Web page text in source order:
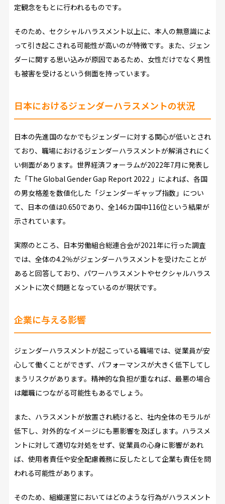
定観念をもとに行われるものです。
そのため、セクシャルハラスメント以上に、本人の無意識によ
って引き起こされる可能性が高いのが特徴です。また、ジェン
ダーに関する思い込みが原因であるため、女性だけでなく男性
も被害を受けるという側面を持っています。
日本におけるジェンダーハラスメントの状況
日本の先進国のなかでもジェンダーに対する関心が低いとされ
ており、職場におけるジェンダーハラスメントが解消されにく
い側面があります。世界経済フォーラムが2022年7月に発表し
た「The Global Gender Gap Report 2022 」によれば、各国
の男女格差を数値化した「ジェンダーギャップ指数」につい
て、日本の値は0.650であり、全146カ国中116位という結果が
示されています。
実際のところ、日本労働組合総連合会が2021年に行った調査
では、全体の4.2％がジェンダーハラスメントを受けたことが
あると回答しており、パワーハラスメントやセクシャルハラス
メントに次ぐ問題となっているのが現状です。
企業に与える影響
ジェンダーハラスメントが起こっている職場では、従業員が安
心して働くことができず、パフォーマンスが大きく低下してし
まうリスクがあります。精神的な負担が重なれば、最悪の場合
は離職につながる可能性もあるでしょう。
また、ハラスメントが放置され続けると、社内全体のモラルが
低下し、対外的なイメージにも悪影響を及ぼします。ハラスメ
ントに対して適切な対処をせず、従業員の心身に影響があれ
ば、使用者責任や安全配慮義務に反したとして企業も責任を問
われる可能性があります。
そのため、組織運営においてはどのような行為がハラスメント